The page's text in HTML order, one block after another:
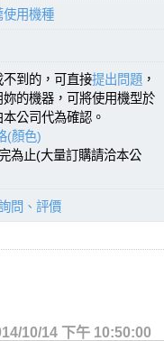
使用機種
到的，可直接提出問題 ，
的機器，可將使用機型於
公司代為確認。
(顏色)
為止(大量訂購請洽本公
問、評價
10/14 下午 10:50:00